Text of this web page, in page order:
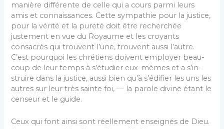
manière différente de celle qui a cours parmi leurs
amis et connaissances. Cette sympathie pour la justice,
pour la vérité et la pureté doit être re­cherchée
justement en vue du Royaume et les croyants
consacrés qui trouvent l’une, trouvent aussi l’autre.
C’est pourquoi les chrétiens doivent employer beau­
coup de leur temps à s’étudier eux-mêmes et a s’in­
struire dans la justice, aussi bien qu’à s’édifier les uns les
autres sur leur très sainte foi, — la parole divine étant le
censeur et le guide.
Ceux qui font ainsi sont réellement enseignés de Dieu.